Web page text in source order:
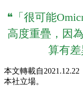
❝「很可能
高度重疊，因
算有
本文轉載自
本社立場。